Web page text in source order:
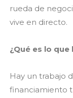
rueda de
vive en directo.
¿Qué es lo
Hay un trabajo
financiamiento